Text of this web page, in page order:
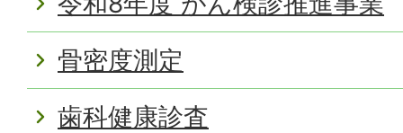
骨密度測定
歯科健康診査